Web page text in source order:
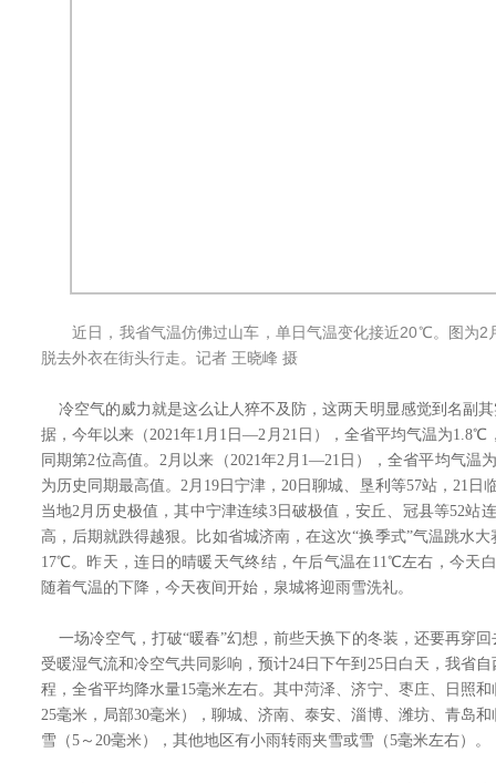
近日，我省气温仿佛过山车，单日气温变化接近20℃。图为2
脱去外衣在街头行走。记者 王晓峰 摄
冷空气的威力就是这么让人猝不及防，这两天明显感觉到名副其
据，今年以来（2021年1月1日—2月21日），全省平均气温为
同期第2位高值。2月以来（2021年2月1—21日），全省平均气
为历史同期最高值。2月19日宁津，20日聊城、垦利等57站，21日
当地2月历史极值，其中宁津连续3日破极值，安丘、冠县等52站
高，后期就跌得越狠。比如省城济南，在这次“换季式”气温跳水
17℃。昨天，连日的晴暖天气终结，午后气温在11℃左右，今天
随着气温的下降，今天夜间开始，泉城将迎雨雪洗礼。
一场冷空气，打破“暖春”幻想，前些天换下的冬装，还要再穿
受暖湿气流和冷空气共同影响，预计24日下午到25日白天，我省
程，全省平均降水量15毫米左右。其中菏泽、济宁、枣庄、日照
25毫米，局部30毫米），聊城、济南、泰安、淄博、潍坊、青岛
雪（5～20毫米），其他地区有小雨转雨夹雪或雪（5毫米左右）。